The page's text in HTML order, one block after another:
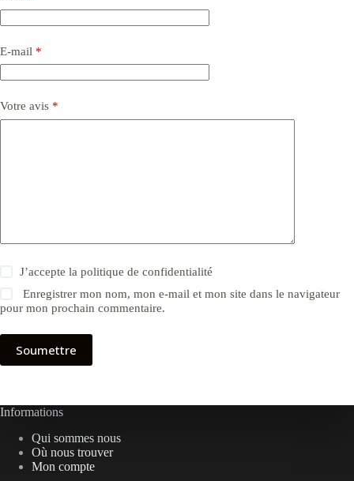
E-mail *
Votre avis *
J’accepte lapolitique de confidentialité
Enregistrer mon nom, mon e-mail et mon site dans le navigateur
pour mon prochain commentaire.
Soumettre
Informations
Qui sommes nous
Où nous trouver
Mon compte